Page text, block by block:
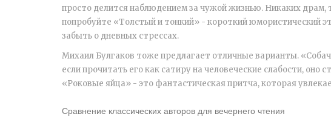
просто делится наблюдением за чужой жизнью. Никаких драм,
попробуйте «Толстый и тонкий» - короткий юмористический
забыть о дневных стрессах.
Михаил Булгаков тоже предлагает отличные варианты.
если прочитать его как сатиру на человеческие слабости,
«Роковые яйца» - это фантастическая притча, которая
Сравнение классических авторов для вечернего чтения